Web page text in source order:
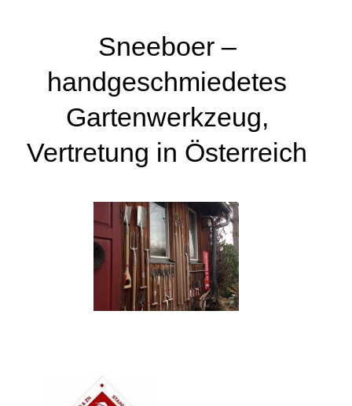
Sneeboer –
handgeschmiedetes
Gartenwerkzeug,
Vertretung in Österreich